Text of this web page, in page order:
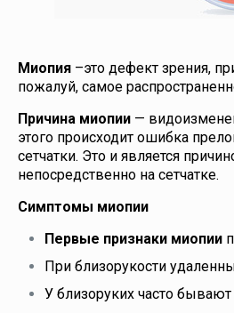
Миопия –это дефект зрения,
пожалуй, самое
Причина миопии —
этого происходит ошибка
сетчатки. Это и является
непосредственно на сетчатке.
Cимптомы миопии
Первые признаки миопии
При близорукости
У близоруких часто